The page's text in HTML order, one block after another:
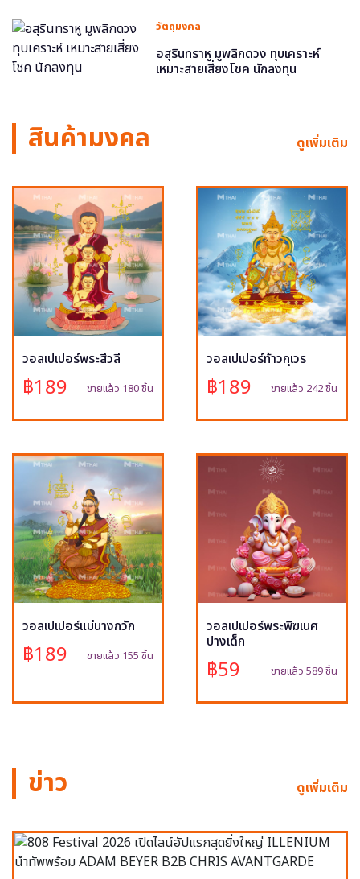
วัตถุมงคล
อสุรินทราหู มูพลิกดวง ทุบเคราะห์
เหมาะสายเสี่ยงโชค นักลงทุน
สินค้ามงคล ดูเพิ่มเติม
วอลเปเปอร์พระสีวลี
฿189 ขายแล้ว 180 ชิ้น
วอลเปเปอร์ท้าวกุเวร
฿189 ขายแล้ว 242 ชิ้น
วอลเปเปอร์แม่นางกวัก
฿189 ขายแล้ว 155 ชิ้น
วอลเปเปอร์พระพิฆเนศ
ปางเด็ก
฿59 ขายแล้ว 589 ชิ้น
ข่าว ดูเพิ่มเติม